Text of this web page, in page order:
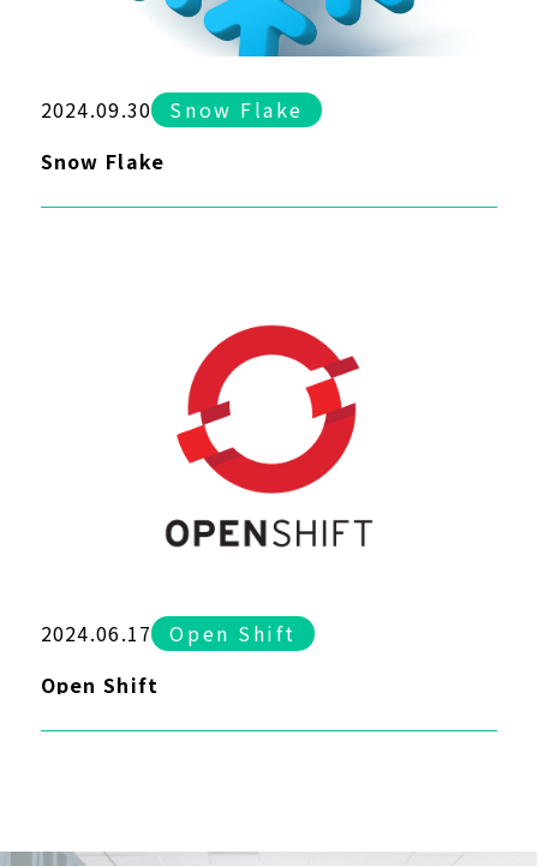
2024.09.30
Snow Flake
Snow Flake
2024.06.17
Open Shift
Open Shift